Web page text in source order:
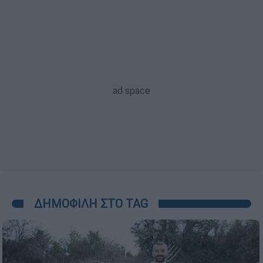
ΔΗΜΟΦΙΛΗ ΣΤΟ TAG